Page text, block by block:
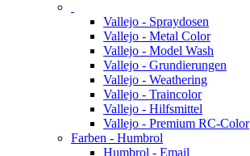
Vallejo - Spraydosen
Vallejo - Metal Color
Vallejo - Model Wash
Vallejo - Grundierungen
Vallejo - Weathering
Vallejo - Traincolor
Vallejo - Hilfsmittel
Vallejo - Premium RC-Color
Farben - Humbrol
Humbrol - Email